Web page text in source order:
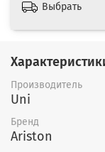
Выбрать
Производитель
Uni
Бренд
Ariston